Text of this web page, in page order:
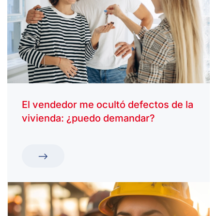
El vendedor me ocultó defectos de la
vivienda: ¿puedo demandar?